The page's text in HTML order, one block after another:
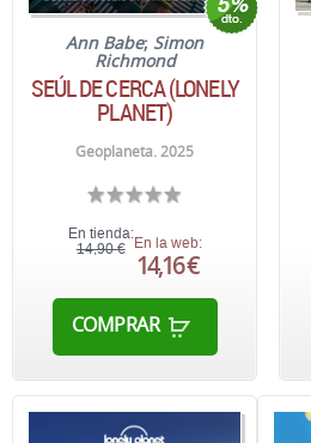
Ann Babe; Simon
Richmond
SEÚL DE CERCA (LONELY
PLANET)
Geoplaneta. 2025
En tienda:
14,90 € En la web:
14,16 €
COMPRAR